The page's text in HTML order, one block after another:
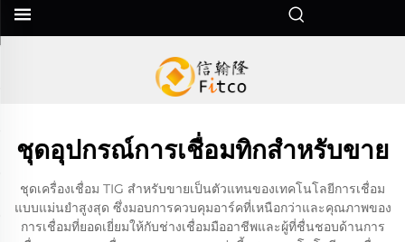
ชุดอุปกรณ์การเชื่อมทิกสำหรับขาย
ชุดเครื่องเชื่อม TIG สำหรับขายเป็นตัวแทนของเทคโนโลยีการเชื่อม
แบบแม่นยำสูงสุด ซึ่งมอบการควบคุมอาร์คที่เหนือกว่าและคุณภาพของ
การเชื่อมที่ยอดเยี่ยมให้กับช่างเชื่อมมืออาชีพและผู้ที่ชื่นชอบด้านการ